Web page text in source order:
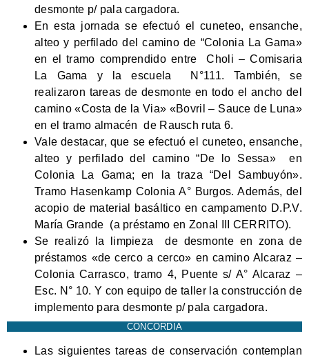
desmonte p/ pala cargadora.
En esta jornada se efectuó el cuneteo, ensanche,
alteo y perfilado del camino de “Colonia La Gama»
en el tramo comprendido entre Choli – Comisaria
La Gama y la escuela N°111. También, se
realizaron tareas de desmonte en todo el ancho del
camino «Costa de la Via» «Bovril – Sauce de Luna»
en el tramo almacén de Rausch ruta 6.
Vale destacar, que se efectuó el cuneteo, ensanche,
alteo y perfilado del camino “De lo Sessa» en
Colonia La Gama; en la traza “Del Sambuyón».
Tramo Hasenkamp Colonia A° Burgos. Además, del
acopio de material basáltico en campamento D.P.V.
María Grande (a préstamo en Zonal III CERRITO).
Se realizó la limpieza de desmonte en zona de
préstamos «de cerco a cerco» en camino Alcaraz –
Colonia Carrasco, tramo 4, Puente s/ A° Alcaraz –
Esc. N° 10. Y con equipo de taller la construcción de
implemento para desmonte p/ pala cargadora.
CONCORDIA
Las siguientes tareas de conservación contemplan